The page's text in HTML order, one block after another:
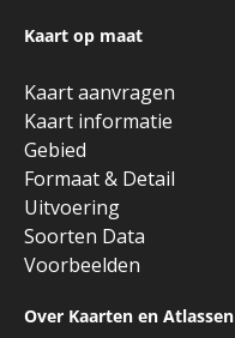
Kaart op maat
Kaart aanvragen
Kaart informatie
Gebied
Formaat & Detail
Uitvoering
Soorten Data
Voorbeelden
Over Kaarten en Atlassen